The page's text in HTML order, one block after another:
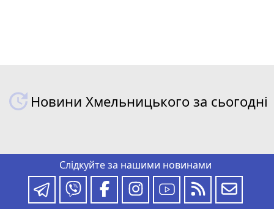
Новини Хмельницького за сьогодні
Слідкуйте за нашими новинами